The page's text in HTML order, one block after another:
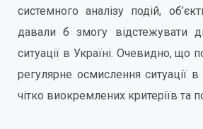
системного аналізу подій,
давали б змогу відстежувати
ситуації в Україні. Очевидно, що
регулярне осмислення ситуації в
чітко виокремлених критеріїв та